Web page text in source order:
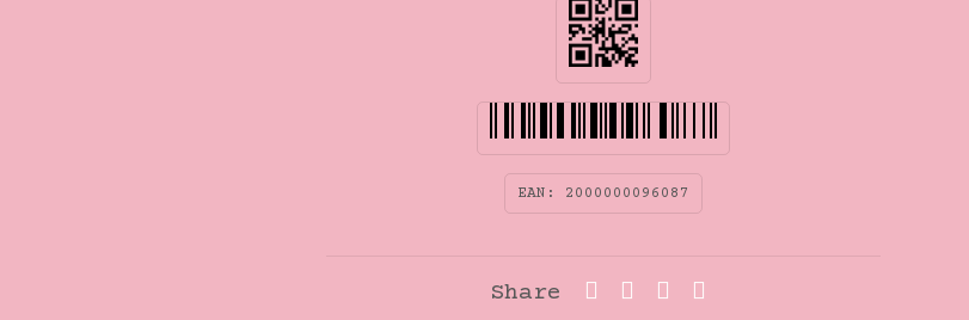
EAN: 2000000096087
Share